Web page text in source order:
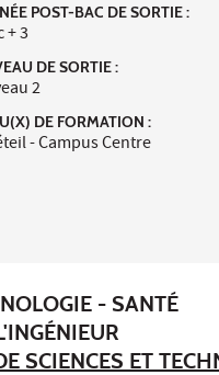
POST-BAC DE SORTIE :
+ 3
DE SORTIE :
2
DE FORMATION :
- Campus Centre
- SANTÉ
SCIENCES ET